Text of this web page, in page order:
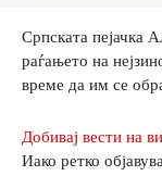
Српската пејачка
раѓањето на
време да им се
Добивај вести на
Иако ретко